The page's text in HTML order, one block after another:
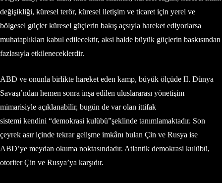
değişikliği, küresel terör, küresel iletişim ve ticaret için yerel ve
bölgesel güçler küresel güçlerin bakış açsıyla hareket ediyorlarsa
muhataplıkları kabul edilecektir, aksi halde büyük güçlerin baskısından
fazlasıyla etkileneceklerdir.
ABD ve onunla birlikte hareket eden kamp, büyük ölçüde II. Dünya
Savaşı’ndan hemen sonra inşa edilen uluslararası yönetişim
mimarisiyle açıklanabilir, bugün de var olan ittifak
sistemi kendini “demokrasi kulübü”şeklinde tanımlamaktadır. Son
çeyrek asır içinde tekrar gelişme imkânı bulan Çin ve Rusya ise
ABD’ye meydan okuma noktasındadır. Atlantik demokrasi kulübü,
otoriter Çin ve Rusya’ya karşıdır.